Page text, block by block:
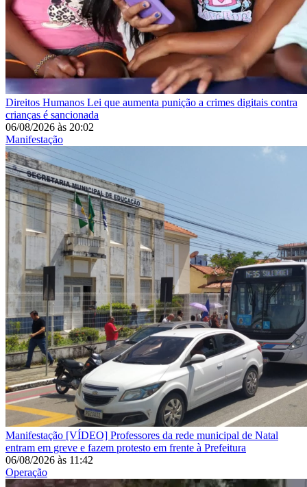
Direitos Humanos Lei que aumenta punição a crimes digitais contra
crianças é sancionada
06/08/2026 às 20:02
Manifestação
Manifestação [VÍDEO] Professores da rede municipal de Natal
entram em greve e fazem protesto em frente à Prefeitura
06/08/2026 às 11:42
Operação